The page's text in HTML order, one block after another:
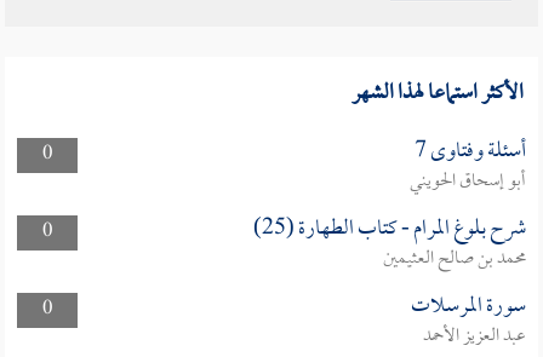
الأكثر استماعا لهذا الشهر
0 أسئلة وفتاوى 7
أبو إسحاق الحويني
0
شرح بلوغ المرام - كتاب الطهارة (25)
محمد بن صالح العثيمين
0
سورة المرسلات
عبد العزيز الأحمد